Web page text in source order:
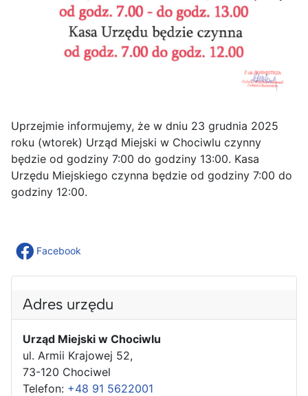
Uprzejmie informujemy, że w dniu 23 grudnia 2025
roku (wtorek) Urząd Miejski w Chociwlu czynny
będzie od godziny 7:00 do godziny 13:00. Kasa
Urzędu Miejskiego czynna będzie od godziny 7:00 do
godziny 12:00.
Facebook
Adres urzędu
Urząd Miejski w Chociwlu
ul. Armii Krajowej 52,
73-120 Chociwel
Telefon: +48 91 5622001